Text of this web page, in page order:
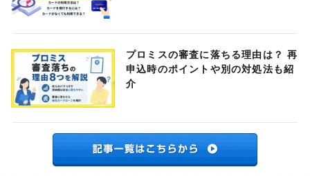
プロミスの審査に落ちる理由は？ 再
申込時のポイントや別の対処法も紹
介